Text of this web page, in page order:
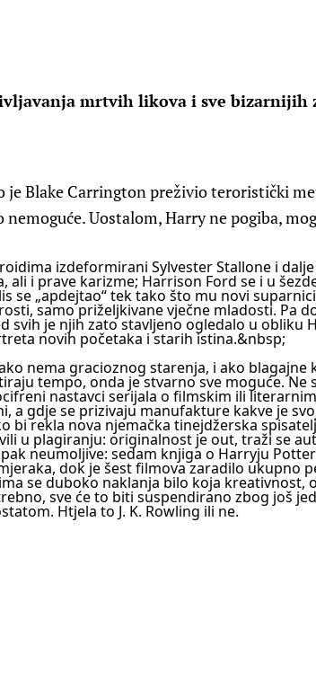
mrtvih likova i sve bizarnijih
je Blake Carrington preživio teroristički
nemoguće. Uostalom, Harry ne pogiba,
izdeformirani Sylvester Stallone i
ali i prave karizme; Harrison Ford se i u
se „apdejtao“ tek tako što mu novi
samo priželjkivane vječne mladosti. Pa
svih je njih zato stavljeno ogledalo u obliku
novih početaka i starih istina.&nbsp;
nema gracioznog starenja, i ako
tempo, onda je stvarno sve moguće.Ne
nastavci serijala o filmskim ili
a gdje se prizivaju manufakture kakve je
bi rekla nova njemačka tinejdžerska
u plagiranju: originalnost je out, traži se
neumoljive: sedam knjiga o Harryju
dok je šest filmova zaradilo ukupno
se duboko naklanja bilo koja kreativnost,
sve će to biti suspendirano zbog još
Htjela to J. K. Rowling ili ne.